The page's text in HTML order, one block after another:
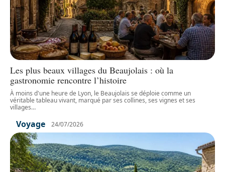
Les plus beaux villages du Beaujolais : où la
gastronomie rencontre l’histoire
À moins d'une heure de Lyon, le Beaujolais se déploie comme un
véritable tableau vivant, marqué par ses collines, ses vignes et ses
villages…
Voyage 24/07/2026